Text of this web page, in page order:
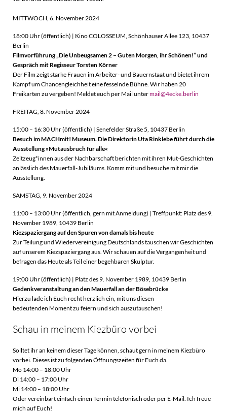
MITTWOCH, 6. November 2024
18:00 Uhr (öffentlich) | Kino COLOSSEUM, Schönhauser Allee 123, 10437
Berlin
Filmvorführung „Die Unbeugsamen 2 – Guten Morgen, ihr Schönen!“ und
Gespräch mit Regisseur Torsten Körner
Der Film zeigt starke Frauen im Arbeiter- und Bauernstaat und bietet ihrem
Kampf um Chancengleichheit eine fesselnde Bühne. Wir haben 20
Freikarten zu vergeben! Meldet euch per Mail untermail@4ecke.berlin
FREITAG, 8. November 2024
15:00 – 16:30 Uhr (öffentlich) | Senefelder Straße 5, 10437 Berlin
Besuch im MACHmit! Museum. Die Direktorin Uta Rinklebe führt durch die
Ausstellung »Mutausbruch für alle«
Zeitzeug*innen aus der Nachbarschaft berichten mit ihren Mut-Geschichten
anlässlich des Mauerfall-Jubiläums. Komm mit und besuche mit mir die
Ausstellung.
SAMSTAG, 9. November 2024
11:00 – 13:00 Uhr (öffentlich, gern mit Anmeldung) | Treffpunkt: Platz des 9.
November 1989, 10439 Berlin
Kiezspaziergang auf den Spuren von damals bis heute
Zur Teilung und Wiedervereinigung Deutschlands tauschen wir Geschichten
auf unserem Kiezspaziergang aus. Wir schauen auf die Vergangenheit und
befragen das Heute als Teil einer begehbaren Skulptur.
19:00 Uhr (öffentlich) | Platz des 9. November 1989, 10439 Berlin
Gedenkveranstaltung an den Mauerfall an der Bösebrücke
Hierzu lade ich Euch recht herzlich ein, mit uns diesen
bedeutenden Moment zu feiern und sich auszutauschen!
Schau in meinem Kiezbüro vorbei
Solltet ihr an keinem dieser Tage können, schaut gern in meinem Kiezbüro
vorbei. Dieses ist zu folgenden Öffnungszeiten für Euch da.
Mo 14:00 – 18:00 Uhr
Di 14:00 – 17:00 Uhr
Mi 14:00 – 18:00 Uhr
Oder vereinbart einfach einen Termin telefonisch oder per E-Mail. Ich freue
mich auf Euch!